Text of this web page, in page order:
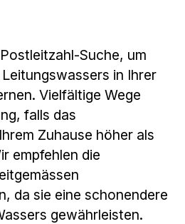
Suche, um
in Ihrer
Vielfältige Wege
falls das
Zuhause höher als
empfehlen die
da sie eine schonendere
gewährleisten.